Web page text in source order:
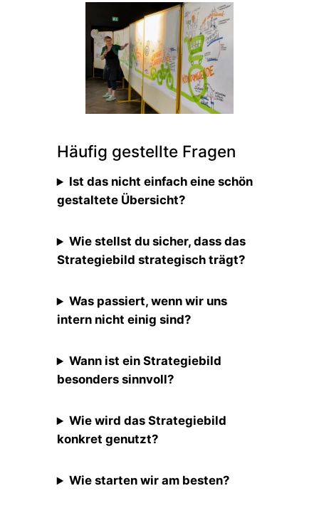
Häufig gestellte Fragen
Ist das nicht einfach eine schön
gestaltete Übersicht?
Wie stellst du sicher, dass das
Strategiebild strategisch trägt?
Was passiert, wenn wir uns
intern nicht einig sind?
Wann ist ein Strategiebild
besonders sinnvoll?
Wie wird das Strategiebild
konkret genutzt?
Wie starten wir am besten?